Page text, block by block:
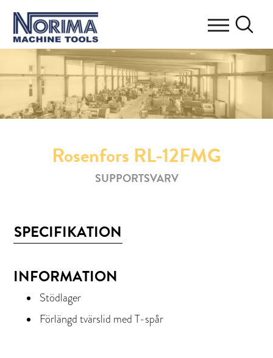
Rosenfors RL-12FMG
SUPPORTSVARV
SPECIFIKATION
INFORMATION
Stödlager
Förlängd tvärslid med T-spår